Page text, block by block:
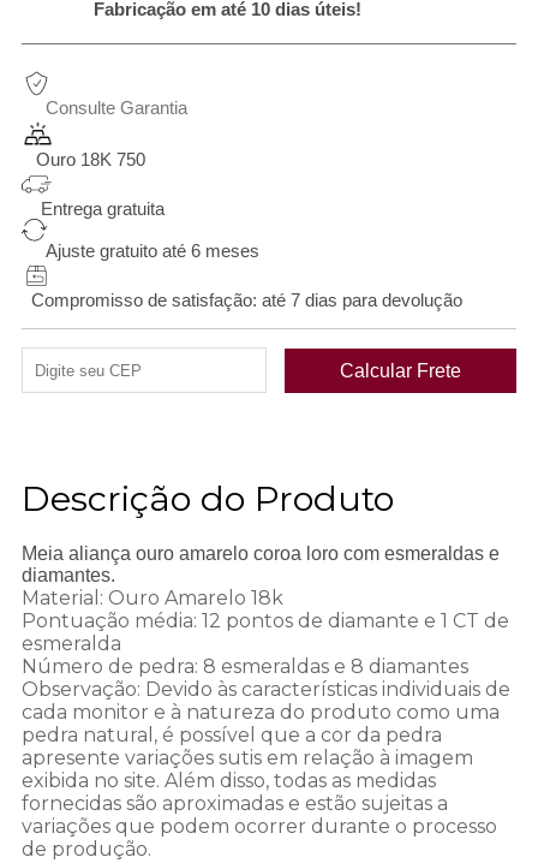
Fabricação em até 10 dias úteis!
Consulte Garantia
Ouro 18K 750
Entrega gratuita
Ajuste gratuito até 6 meses
Compromisso de satisfação: até 7 dias para devolução
Descrição do Produto
Meia aliança ouro amarelo coroa loro com esmeraldas e
diamantes.
Material: Ouro Amarelo 18k
Pontuação média: 12 pontos de diamante e 1 CT de
esmeralda
Número de pedra: 8 esmeraldas e 8 diamantes
Observação: Devido às características individuais de
cada monitor e à natureza do produto como uma
pedra natural, é possível que a cor da pedra
apresente variações sutis em relação à imagem
exibida no site. Além disso, todas as medidas
fornecidas são aproximadas e estão sujeitas a
variações que podem ocorrer durante o processo
de produção.